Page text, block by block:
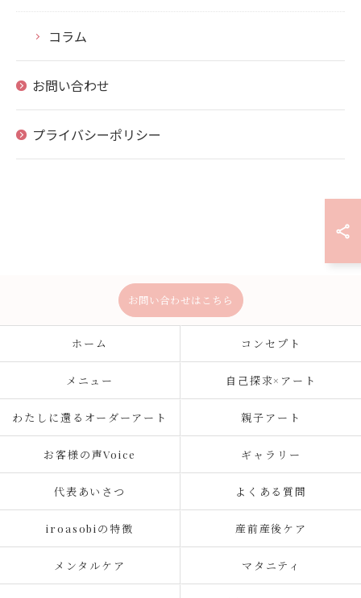
コラム
お問い合わせ
プライバシーポリシー
お問い合わせはこちら
ホーム コンセプト
メニュー 自己探求×アート
わたしに還るオーダーアート 親子アート
お客様の声Voice ギャラリー
代表あいさつ よくある質問
iroasobiの特徴 産前産後ケア
メンタルケア マタニティ